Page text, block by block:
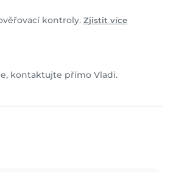
kontroly. Zjistit více
kontaktujte přímo Vladi.